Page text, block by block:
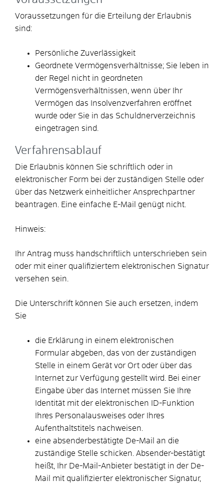
Voraussetzungen für die Erteilung der Erlaubnis
sind:
Persönliche Zuverlässigkeit
Geordnete Vermögensverhältnisse; Sie leben in
der Regel nicht in geordneten
Vermögensverhältnissen, wenn über Ihr
Vermögen das Insolvenzverfahren eröffnet
wurde oder Sie in das Schuldnerverzeichnis
eingetragen sind.
Verfahrensablauf
Die Erlaubnis können Sie schriftlich oder in
elektronischer Form bei der zuständigen Stelle oder
über das Netzwerk einheitlicher Ansprechpartner
beantragen. Eine einfache E-Mail genügt nicht.
Hinweis:
Ihr Antrag muss handschriftlich unterschrieben sein
oder mit einer qualifiziertem elektronischen Signatur
versehen sein.
Die Unterschrift können Sie auch ersetzen, indem
Sie
die Erklärung in einem elektronischen
Formular abgeben, das von der zuständigen
Stelle in einem Gerät vor Ort oder über das
Internet zur Verfügung gestellt wird. Bei einer
Eingabe über das Internet müssen Sie Ihre
Identität mit der elektronischen ID-Funktion
Ihres Personalausweises oder Ihres
Aufenthaltstitels nachweisen.
eine absenderbestätigte De-Mail an die
zuständige Stelle schicken. Absender-bestätigt
heißt, Ihr De-Mail-Anbieter bestätigt in der De-
Mail mit qualifizierter elektronischer Signatur,